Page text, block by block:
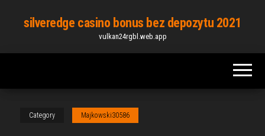
content
silveredge casino bonus bez depozytu 2021
vulkan24rgbl.web.app
Category Majkowski30586